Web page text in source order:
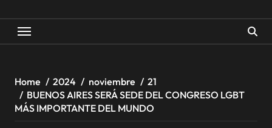
Home 2024 noviembre
21
BUENOS AIRES SERÁ SEDE DEL CONGRESO LGBT
MÁS IMPORTANTE DEL MUNDO